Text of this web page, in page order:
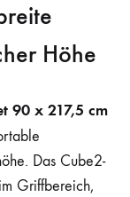
Höhe
90 x 217,5 cm
Das Cube2-
Griffbereich,